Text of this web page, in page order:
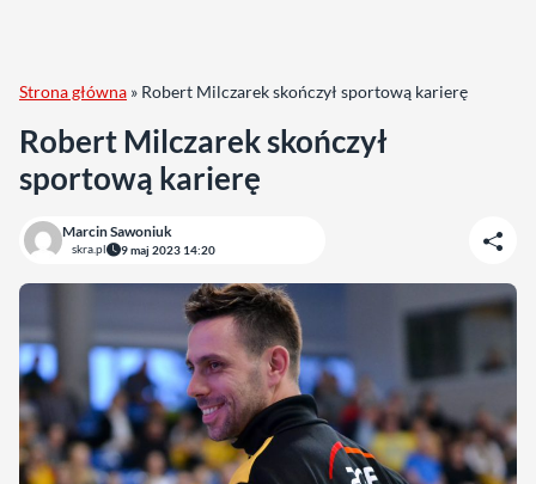
Strona główna » Robert Milczarek skończył sportową karierę
Robert Milczarek skończył
sportową karierę
Marcin Sawoniuk
skra.pl 9 maj 2023 14:20